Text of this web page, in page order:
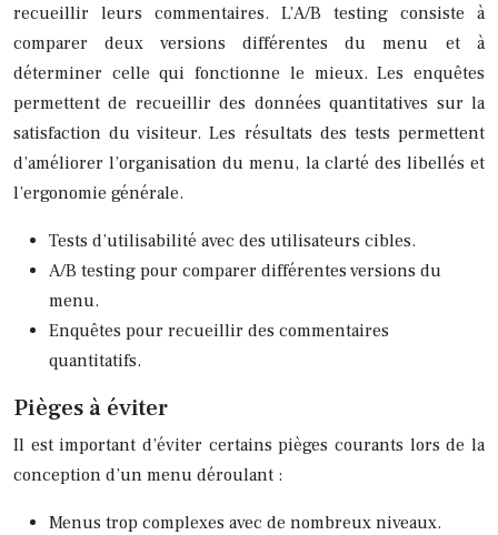
recueillir leurs commentaires. L’A/B testing consiste à
comparer deux versions différentes du menu et à
déterminer celle qui fonctionne le mieux. Les enquêtes
permettent de recueillir des données quantitatives sur la
satisfaction du visiteur. Les résultats des tests permettent
d’améliorer l’organisation du menu, la clarté des libellés et
l’ergonomie générale.
Tests d’utilisabilité avec des utilisateurs cibles.
A/B testing pour comparer différentes versions du
menu.
Enquêtes pour recueillir des commentaires
quantitatifs.
Pièges à éviter
Il est important d’éviter certains pièges courants lors de la
conception d’un menu déroulant :
Menus trop complexes avec de nombreux niveaux.